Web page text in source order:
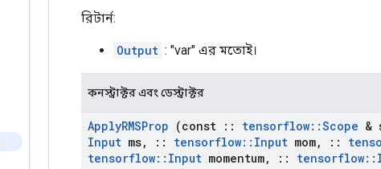
রিটার্ন:
Output : "var" এর মতোই।
কনস্ট্রাক্টর এবং ডেস্ট্রাক্টর
ApplyRMSProp (const :: tensorflow::Scope &
Input ms, :: tensorflow:: Input mom, ::
tensorflow:: Input momentum, :: tensorflow::